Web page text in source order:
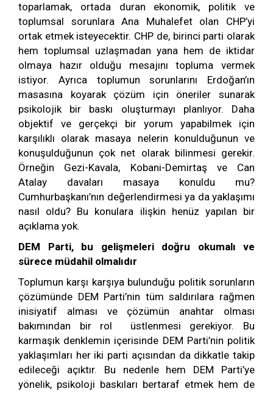
toparlamak, ortada duran ekonomik, politik ve
toplumsal sorunlara Ana Muhalefet olan CHP’yi
ortak etmek isteyecektir. CHP de, birinci parti olarak
hem toplumsal uzlaşmadan yana hem de iktidar
olmaya hazır olduğu mesajını topluma vermek
istiyor. Ayrıca toplumun sorunlarını Erdoğan’ın
masasına koyarak çözüm için öneriler sunarak
psikolojik bir baskı oluşturmayı planlıyor. Daha
objektif ve gerçekçi bir yorum yapabilmek için
karşılıklı olarak masaya nelerin konulduğunun ve
konuşulduğunun çok net olarak bilinmesi gerekir.
Örneğin Gezi-Kavala, Kobani-Demirtaş ve Can
Atalay davaları masaya konuldu mu?
Cumhurbaşkanı’nın değerlendirmesi ya da yaklaşımı
nasıl oldu? Bu konulara ilişkin henüz yapılan bir
açıklama yok.
DEM Parti, bu gelişmeleri doğru okumalı ve
sürece müdahil olmalıdır
Toplumun karşı karşıya bulunduğu politik sorunların
çözümünde DEM Parti’nin tüm saldırılara rağmen
inisiyatif alması ve çözümün anahtar olması
bakımından bir rol üstlenmesi gerekiyor. Bu
karmaşık denklemin içerisinde DEM Parti’nin politik
yaklaşımları her iki parti açısından da dikkatle takip
edileceği açıktır. Bu nedenle hem DEM Parti’ye
yönelik, psikoloji baskıları bertaraf etmek hem de